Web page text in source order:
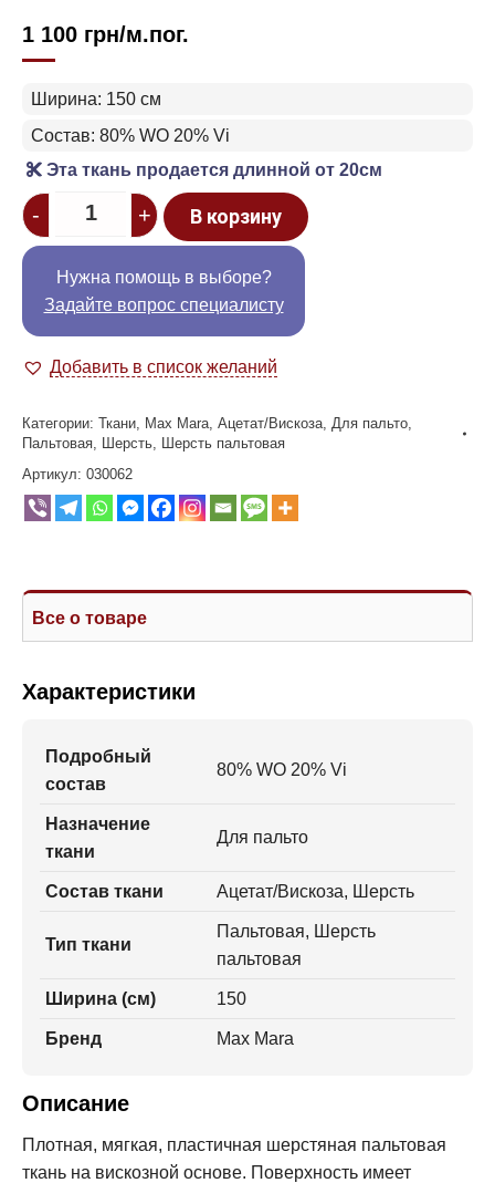
1 100 грн/м.пог.
Ширина: 150 см
Состав: 80% WO 20% Vi
Эта ткань продается длинной от 20см
Quantity
- + В корзину
Нужна помощь в выборе?
Задайте вопрос специалисту
Добавить в список желаний
Категории: Ткани Max Mara Ацетат/Вискоза Для пальто
Пальтовая Шерсть Шерсть пальтовая
Артикул: 030062
Все о товаре
Характеристики
Подробный
состав
80% WO 20% Vi
Назначение
ткани
Для пальто
Состав ткани Ацетат/Вискоза, Шерсть
Тип ткани
Пальтовая, Шерсть
пальтовая
Ширина (см) 150
Бренд Max Mara
Описание
Плотная, мягкая, пластичная шерстяная пальтовая
ткань на вискозной основе. Поверхность имеет